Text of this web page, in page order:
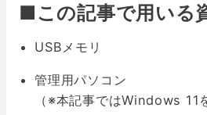
■この記事で用いる
USBメモリ
管理用パソコン
（※本記事ではWindows 11